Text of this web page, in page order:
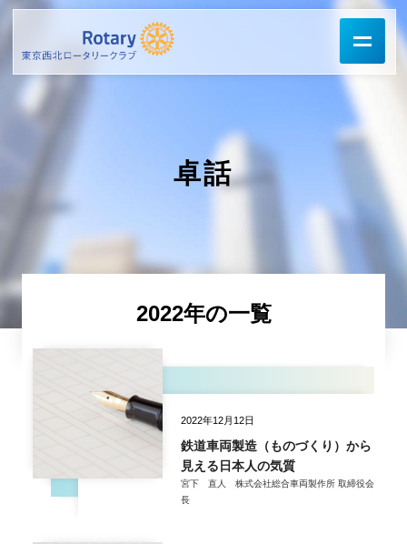
卓話
2022年の一覧
2022年12月12日
鉄道車両製造（ものづくり）から
見える日本人の気質
宮下 直人 株式会社総合車両製作所 取締役会
長